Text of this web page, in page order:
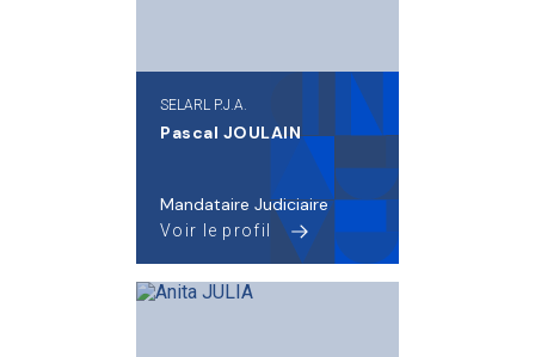
SELARL P.J.A.
Pascal JOULAIN
Mandataire Judiciaire
Voir le profil